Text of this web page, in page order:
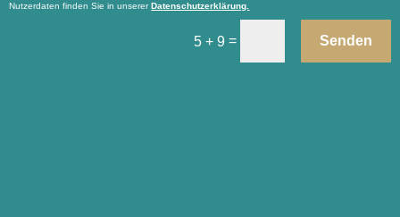
Nutzerdaten finden Sie in unsererDatenschutzerklärung.
5 + 9 = Senden